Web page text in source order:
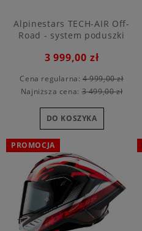
Alpinestars TECH-AIR Off-
Road - system poduszki
3 999,00 zł
Cena regularna: 4 999,00 zł
Najniższa cena:3 499,00 zł
DO KOSZYKA
PROMOCJA